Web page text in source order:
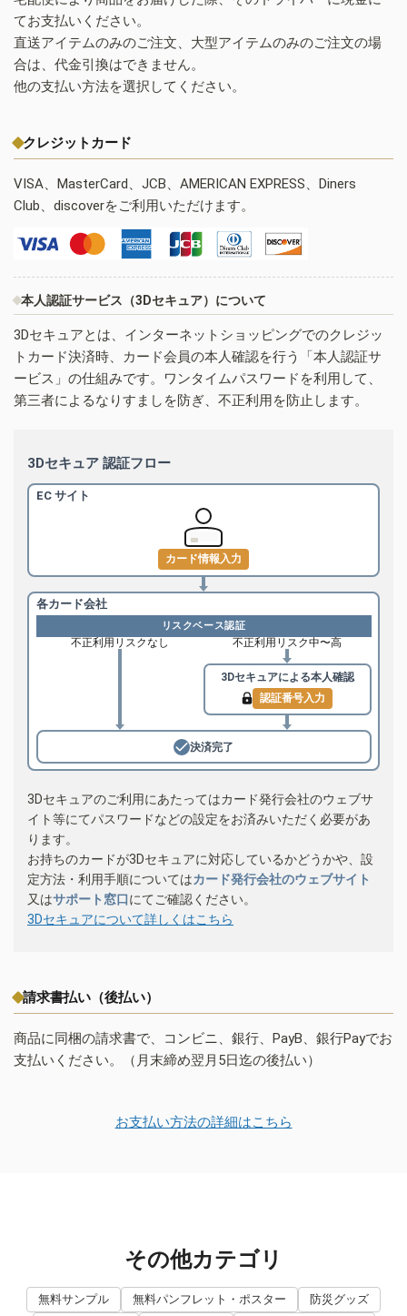
てお支払いください。
直送アイテムのみのご注文、大型アイテムのみのご注文の場
合は、代金引換はできません。
他の支払い方法を選択してください。
クレジットカード
VISA、MasterCard、JCB、AMERICAN EXPRESS、Diners
Club、discoverをご利用いただけます。
本人認証サービス（3Dセキュア）について
3Dセキュアとは、インターネットショッピングでのクレジッ
トカード決済時、カード会員の本人確認を行う「本人認証サ
ービス」の仕組みです。ワンタイムパスワードを利用して、
第三者によるなりすましを防ぎ、不正利用を防止します。
3Dセキュア 認証フロー
EC サイト
カード情報入力
各カード会社
リスクベース認証
不正利用リスクなし 不正利用リスク中〜高
3Dセキュアによる本人確認
認証番号入力
決済完了
3Dセキュアのご利用にあたってはカード発行会社のウェブサ
イト等にてパスワードなどの設定をお済みいただく必要があ
ります。
お持ちのカードが3Dセキュアに対応しているかどうかや、設
定方法・利用手順についてはカード発行会社のウェブサイト
又はサポート窓口にてご確認ください。
3Dセキュアについて詳しくはこちら
請求書払い（後払い）
商品に同梱の請求書で、コンビニ、銀行、PayB、銀行Payでお
支払いください。（月末締め翌月5日迄の後払い）
お支払い方法の詳細はこちら
その他カテゴリ
無料サンプル 無料パンフレット・ポスター
防災グッズ